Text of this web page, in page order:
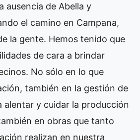
ausencia de Abella y
el camino en Campana,
la gente. Hemos tenido que
de cara a brindar
No sólo en lo que
también en la gestión de
alentar y cuidar la producción
en obras que tanto
realizan en nuestra